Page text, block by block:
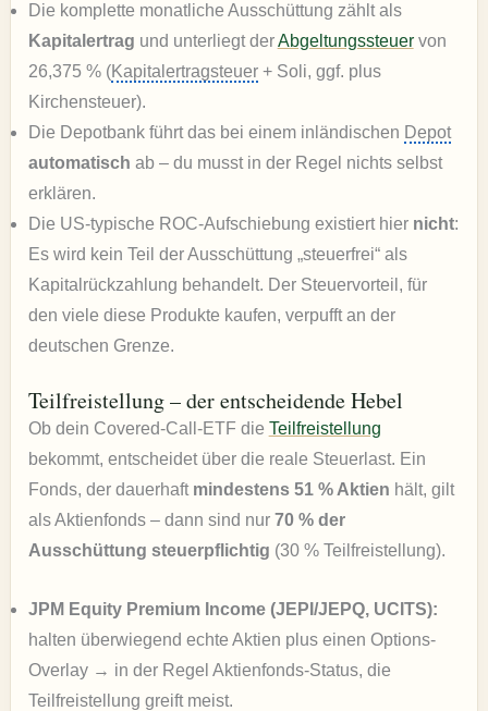
Die komplette monatliche Ausschüttung zählt als
Kapitalertrag und unterliegt derAbgeltungssteuervon
26,375 % (Kapitalertragsteuer+ Soli, ggf. plus
Kirchensteuer).
Die Depotbank führt das bei einem inländischen Depot
automatisch ab – du musst in der Regel nichts selbst
erklären.
Die US-typische ROC-Aufschiebung existiert hier nicht:
Es wird kein Teil der Ausschüttung „steuerfrei“ als
Kapitalrückzahlung behandelt. Der Steuervorteil, für
den viele diese Produkte kaufen, verpufft an der
deutschen Grenze.
Teilfreistellung – der entscheidende Hebel
Ob dein Covered-Call-ETF die Teilfreistellung
bekommt, entscheidet über die reale Steuerlast. Ein
Fonds, der dauerhaft mindestens 51 % Aktien hält, gilt
als Aktienfonds – dann sind nur 70 % der
Ausschüttung steuerpflichtig (30 % Teilfreistellung).
JPM Equity Premium Income (JEPI/JEPQ, UCITS):
halten überwiegend echte Aktien plus einen Options-
Overlay → in der Regel Aktienfonds-Status, die
Teilfreistellung greift meist.